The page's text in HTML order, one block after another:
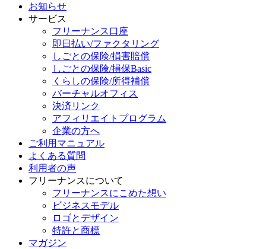
お知らせ
サービス
フリーナンス口座
即日払い/ファクタリング
しごとの保険/損害賠償
しごとの保険/損保Basic
くらしの保険/所得補償
バーチャルオフィス
決済リンク
アフィリエイトプログラム
企業の方へ
ご利用マニュアル
よくある質問
利用者の声
フリーナンスについて
フリーナンスにこめた想い
ビジネスモデル
ロゴとデザイン
特許と商標
マガジン